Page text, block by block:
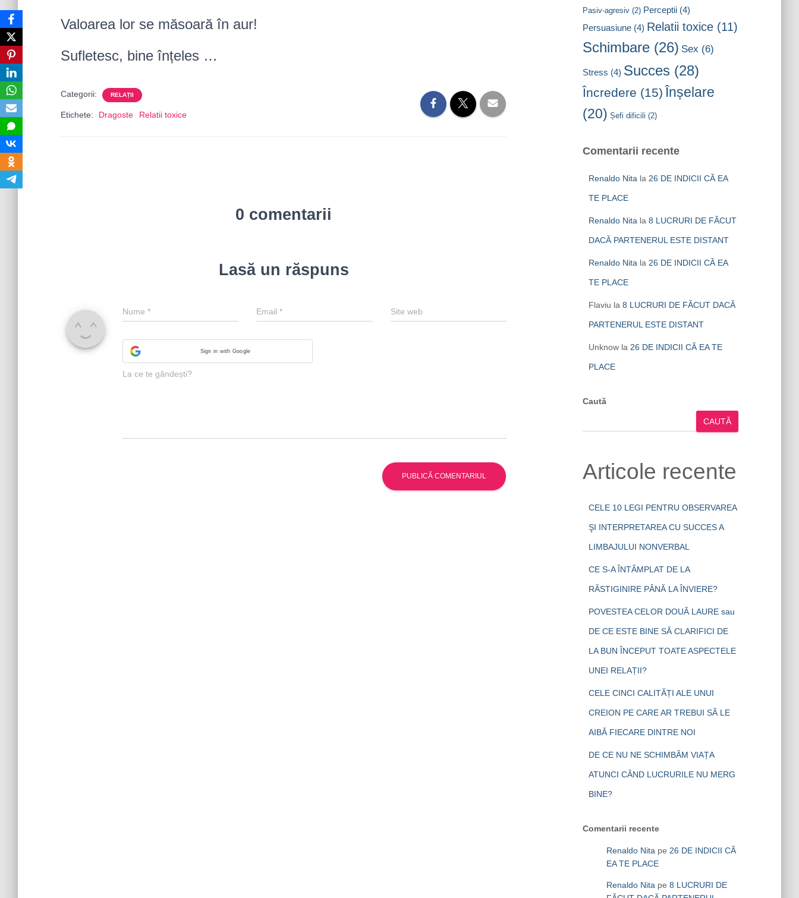
Valoarea lor se măsoară în aur!
Sufletesc, bine înțeles …
Categorii: RELAȚII
Etichete: Dragoste Relatii toxice
0 comentarii
Lasă un răspuns
Nume * Email* Site web
Sign in with Google
La ce te gândești?
Pasiv-agresiv(2) Perceptii(4)
Persuasiune(4) Relatii toxice(11)
Schimbare(26) Sex (6)
Stress (4) Succes(28)
Încredere (15) Înșelare
(20) Șefi dificili (2)
Comentarii recente
Renaldo Nita la 26 DE INDICII CĂ EA
TE PLACE
Renaldo Nita la 8 LUCRURI DE FĂCUT
DACĂ PARTENERUL ESTE DISTANT
Renaldo Nita la 26 DE INDICII CĂ EA
TE PLACE
Flaviu la 8 LUCRURI DE FĂCUT DACĂ
PARTENERUL ESTE DISTANT
Unknowla 26 DE INDICII CĂ EA TE
PLACE
Caută
CAUTĂ
Articole recente
CELE 10 LEGI PENTRU OBSERVAREA
ŞI INTERPRETAREA CU SUCCES A
LIMBAJULUI NONVERBAL
CE S-A ÎNTÂMPLAT DE LA
RĂSTIGINIRE PÂNĂ LA ÎNVIERE?
POVESTEA CELOR DOUĂ LAURE sau
DE CE ESTE BINE SĂ CLARIFICI DE
LA BUN ÎNCEPUT TOATE ASPECTELE
UNEI RELAȚII?
CELE CINCI CALITĂȚI ALE UNUI
CREION PE CARE AR TREBUI SĂ LE
AIBĂ FIECARE DINTRE NOI
DE CE NU NE SCHIMBĂM VIAȚA
ATUNCI CÂND LUCRURILE NU MERG
BINE?
Comentarii recente
Renaldo Nita pe 26 DE INDICII CĂ
EA TE PLACE
Renaldo Nita pe 8 LUCRURI DE